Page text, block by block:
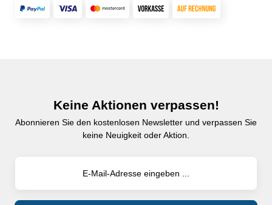
Keine Aktionen verpassen!
Abonnieren Sie den kostenlosen Newsletter und verpassen Sie
keine Neuigkeit oder Aktion.